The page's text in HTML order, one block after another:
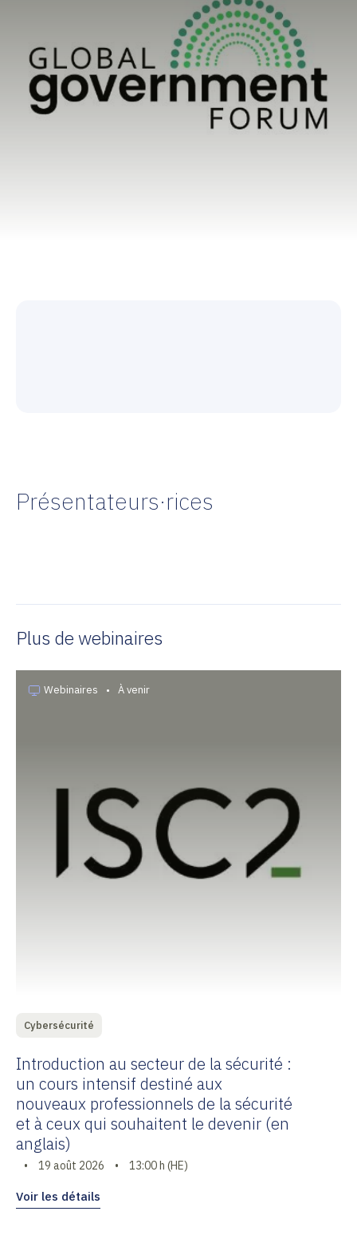
Présentateurs·rices
Plus de webinaires
Webinaires • À venir
Cybersécurité
Introduction au secteur de la sécurité :
un cours intensif destiné aux
nouveaux professionnels de la sécurité
et à ceux qui souhaitent le devenir (en
anglais)
• 19 août 2026 • 13:00 h (HE)
Voir les détails